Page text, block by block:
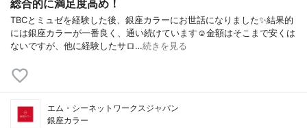
総合的に満足度高め！
TBCとミュゼを経験した後、銀座カラーにお世話になりました✨結果的
には銀座カラーが一番良く、通い続けています☺️金額はそこまで安くは
ないですが、他に経験したサロ…続きを見る
エム・シーネットワークスジャパン
銀座カラー